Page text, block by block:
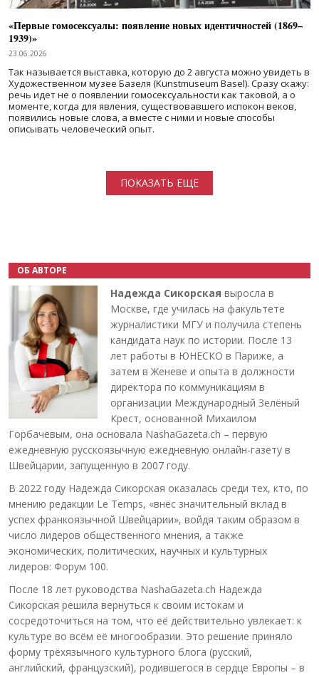
«Первые гомосексуалы: появление новых идентичностей (1869–
1939)»
23.06.2026
Так называется выставка, которую до 2 августа можно увидеть в
Художественном музее Базеля (Kunstmuseum Basel). Сразу скажу:
речь идет не о появлении гомосексуальности как таковой, а о
моменте, когда для явления, существовавшего испокон веков,
появились новые слова, а вместе с ними и новые способы
описывать человеческий опыт.
ПОКАЗАТЬ ЕЩЕ
ОБ АВТОРЕ
Надежда Сикорская выросла в
Москве, где училась на факультете
журналистики МГУ и получила степень
кандидата наук по истории. После 13
лет работы в ЮНЕСКО в Париже, а
затем в Женеве и опыта в должности
директора по коммуникациям в
организации Международный Зелёный
Крест, основанной Михаилом
Горбачёвым, она основала NashaGazeta.ch – первую
ежедневную русскоязычную ежедневную онлайн-газету в
Швейцарии, запущенную в 2007 году.
В 2022 году Надежда Сикорская оказалась среди тех, кто, по
мнению редакции Le Temps, «внёс значительный вклад в
успех франкоязычной Швейцарии», войдя таким образом в
число лидеров общественного мнения, а также
экономических, политических, научных и культурных
лидеров: Форум 100.
После 18 лет руководства NashaGazeta.ch Надежда
Сикорская решила вернуться к своим истокам и
сосредоточиться на том, что её действительно увлекает: к
культуре во всём её многообразии. Это решение приняло
форму трёхязычного культурного блога (русский,
английский, французский), родившегося в сердце Европы – в